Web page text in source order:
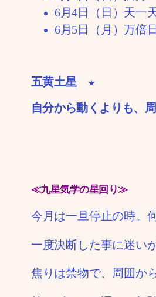
6月4日（日）天一
6月5日（月）万倍
五黄土星 ★
自分から動くよりも、
≪九星気学の星回り≫
今月は一旦停止の時。
一度決断した事に迷い
焦りは禁物で、周囲か